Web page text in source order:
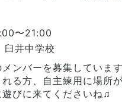
〜21:00
臼井中学校
ンバーを募集していま
る方、自主練用に場所
びに来てくださいね♫